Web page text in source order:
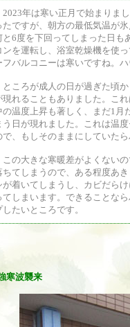
年は寒い正月で始まりま
たですが、朝方の最低気温が
と6度を下回ってしまった日も
ンを運転し、浴室乾燥機を使
フバルコニーは寒いですね。
ころが成人の日が過ぎた頃
現れることもありました。こ
の温度上昇も著しく、まだ1月
う日が現れました。これは温
で、もしそのままにしていた
の大きな寒暖差がよくない
ちてしまうので、ある程度あ
が着いてしまうし、カビだら
てしまいます。できることな
したいところです。
寒波襲来